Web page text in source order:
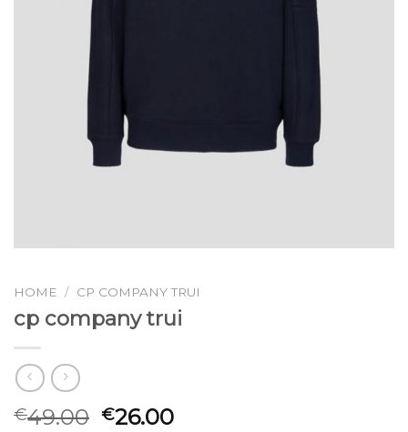
HOME / CP COMPANY TRUI
cp company trui
€49.00 €26.00